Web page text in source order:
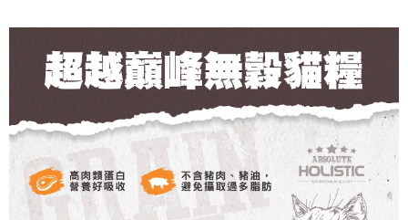
ATM／網路銀行／等多元方式進行付款，方視為交易完成。
※ 請注意：結帳手續完成當下不需立刻繳費，但若您需要取消訂單，請聯絡
購買商品的店家。未經商家同意取消之訂單仍視為有效，需透過AFTEE先享
※ 交易是否成功請以「AFTEE先享後付 」之結帳頁面顯示為準，若有關於
是否繳費成功／繳費後需取消欲退款等相關疑問，請聯繫「AFTEE先享後付
https://netprotections.freshdesk.com/support/home
【注意事項】
１．透過由恩沛科技股份有限公司提供之「AFTEE先享後付」服務完成之交
易，需依本服務之必要範圍內提供個人資料，並將交易相關給付款項請求債
萊爾富取貨付款_限重10KG
每筆NT$60，滿NT$999(含以上)免運費
付款後萊爾富取貨_限重10KG
每筆NT$60，滿NT$999(含以上)免運費
7-11取貨付款_限重10KG
每筆NT$60，滿NT$999(含以上)免運費